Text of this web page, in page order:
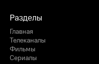
Разделы
Главная
Телеканалы
Фильмы
Сериалы